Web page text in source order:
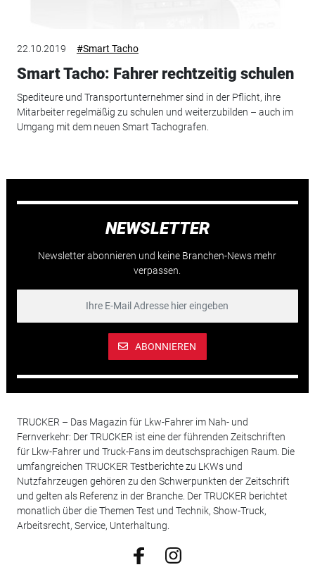
22.10.2019 #Smart Tacho
Smart Tacho: Fahrer rechtzeitig schulen
Spediteure und Transportunternehmer sind in der Pflicht, ihre
Mitarbeiter regelmäßig zu schulen und weiterzubilden – auch im
Umgang mit dem neuen Smart Tachografen.
NEWSLETTER
Newsletter abonnieren und keine Branchen-News mehr
verpassen.
ABONNIEREN
TRUCKER – Das Magazin für Lkw-Fahrer im Nah- und
Fernverkehr: Der TRUCKER ist eine der führenden Zeitschriften
für Lkw-Fahrer und Truck-Fans im deutschsprachigen Raum. Die
umfangreichen TRUCKER Testberichte zu LKWs und
Nutzfahrzeugen gehören zu den Schwerpunkten der Zeitschrift
und gelten als Referenz in der Branche. Der TRUCKER berichtet
monatlich über die Themen Test und Technik, Show-Truck,
Arbeitsrecht, Service, Unterhaltung.